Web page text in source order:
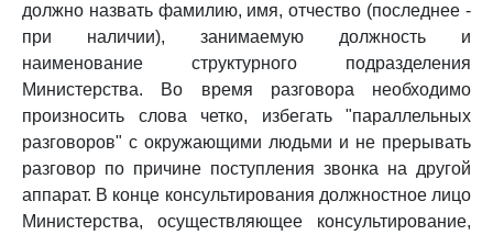
должно назвать фамилию, имя, отчество (последнее -
при наличии), занимаемую должность и
наименование структурного подразделения
Министерства. Во время разговора необходимо
произносить слова четко, избегать "параллельных
разговоров" с окружающими людьми и не прерывать
разговор по причине поступления звонка на другой
аппарат. В конце консультирования должностное лицо
Министерства, осуществляющее консультирование,